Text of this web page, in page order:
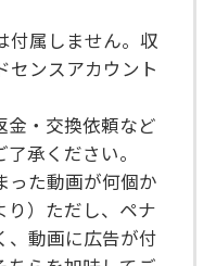
付属しません。収
センスアカウント
金・交換依頼など
承ください。
った動画が何個か
り）ただし、ペナ
、動画に広告が付